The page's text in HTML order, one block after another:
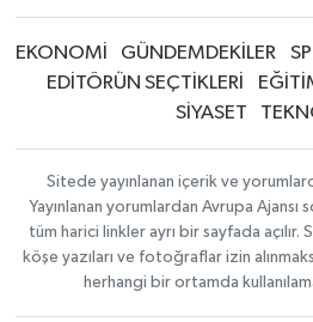
EKONOMİ GÜNDEMDEKİLER
EDİTÖRÜN SEÇTİKLERİ
SİYASET
Sitede yayınlanan içerik ve
Yayınlanan yorumlardan Avrupa
tüm harici linkler ayrı bir sayfada açılır.
köşe yazıları ve fotoğraflar izin
herhangi bir ortamda